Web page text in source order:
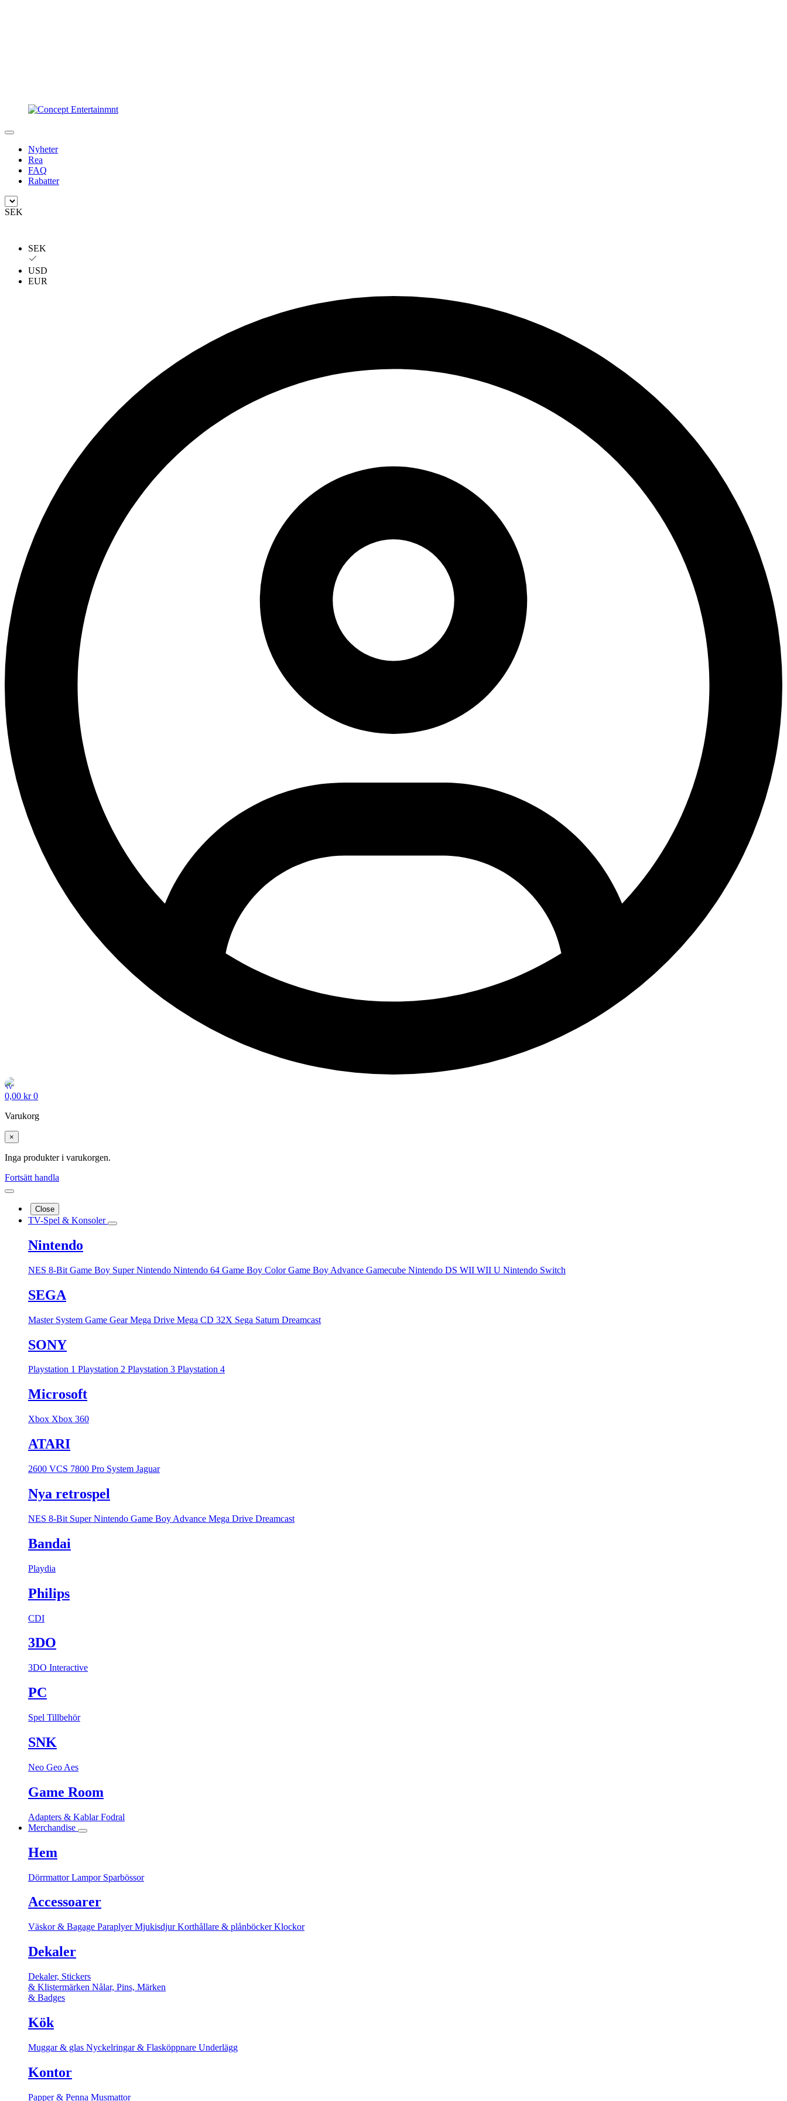
Nyheter
Rea
FAQ
Rabatter
SEK
SEK
USD
EUR
0,00 kr 0
Varukorg
×
Inga produkter i varukorgen.
Fortsätt handla
Close
TV-Spel & Konsoler
Nintendo
NES 8-Bit Game Boy Super Nintendo Nintendo 64 Game Boy ColorGame Boy Advance Gamecube Nintendo DS WII WII U Nintendo Switch
SEGA
Master System Game GearMega Drive Mega CD 32X Sega Saturn Dreamcast
SONY
Playstation 1 Playstation 2 Playstation 3 Playstation 4
Microsoft
Xbox Xbox 360
ATARI
2600 VCS 7800 Pro System Jaguar
Nya retrospel
NES 8-Bit Super Nintendo Game Boy Advance Mega Drive Dreamcast
Bandai
Playdia
Philips
CDI
3DO
3DO Interactive
PC
Spel Tillbehör
SNK
Neo Geo Aes
Game Room
Adapters & KablarFodral
Merchandise
Hem
DörrmattorLampor Sparbössor
Accessoarer
Väskor & Bagage ParaplyerMjukisdjurKorthållare & plånböckerKlockor
Dekaler
Dekaler, Stickers
& Klistermärken Nålar, Pins, Märken
& Badges
Kök
Muggar & glas Nyckelringar & Flasköppnare Underlägg
Kontor
Papper & Penna Musmattor